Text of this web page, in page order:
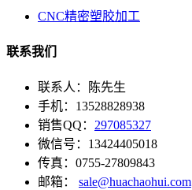
CNC精密塑胶加工
联系我们
联系人：陈先生
手机：13528828938
销售QQ： 297085327
微信号：13424405018
传真：0755-27809843
邮箱： sale@huachaohui.com